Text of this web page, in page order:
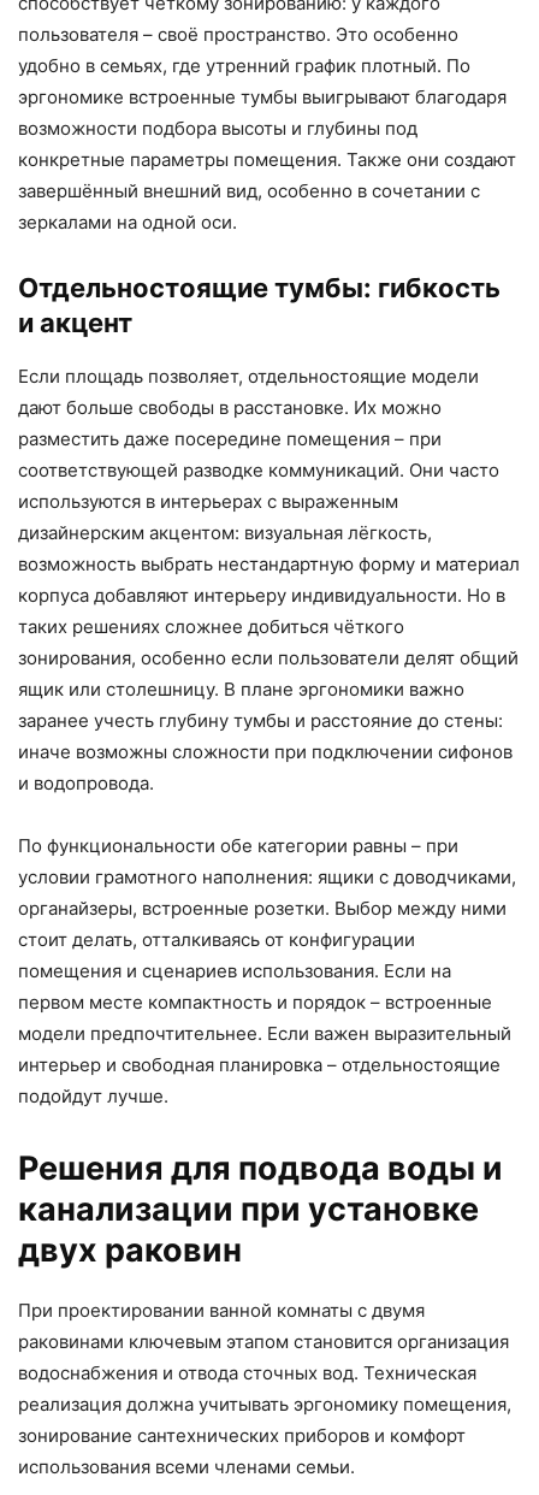
пользователя – своё пространство. Это особенно
удобно в семьях, где утренний график плотный. По
эргономике встроенные тумбы выигрывают благодаря
возможности подбора высоты и глубины под
конкретные параметры помещения. Также они создают
завершённый внешний вид, особенно в сочетании с
зеркалами на одной оси.
Отдельностоящие тумбы: гибкость
и акцент
Если площадь позволяет, отдельностоящие модели
дают больше свободы в расстановке. Их можно
разместить даже посередине помещения – при
соответствующей разводке коммуникаций. Они часто
используются в интерьерах с выраженным
дизайнерским акцентом: визуальная лёгкость,
возможность выбрать нестандартную форму и материал
корпуса добавляют интерьеру индивидуальности. Но в
таких решениях сложнее добиться чёткого
зонирования, особенно если пользователи делят общий
ящик или столешницу. В плане эргономики важно
заранее учесть глубину тумбы и расстояние до стены:
иначе возможны сложности при подключении сифонов
и водопровода.
По функциональности обе категории равны – при
условии грамотного наполнения: ящики с доводчиками,
органайзеры, встроенные розетки. Выбор между ними
стоит делать, отталкиваясь от конфигурации
помещения и сценариев использования. Если на
первом месте компактность и порядок – встроенные
модели предпочтительнее. Если важен выразительный
интерьер и свободная планировка – отдельностоящие
подойдут лучше.
Решения для подвода воды и
канализации при установке
двух раковин
При проектировании ванной комнаты с двумя
раковинами ключевым этапом становится организация
водоснабжения и отвода сточных вод. Техническая
реализация должна учитывать эргономику помещения,
зонирование сантехнических приборов и комфорт
использования всеми членами семьи.